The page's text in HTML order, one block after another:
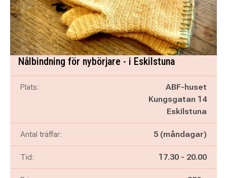
Nålbindning för nybörjare - i Eskilstuna
Plats:
ABF-huset
Kungsgatan 14
Eskilstuna
Antal träffar: 5 (måndagar)
Tid: Pågår mellan
17.30 - och
20.00